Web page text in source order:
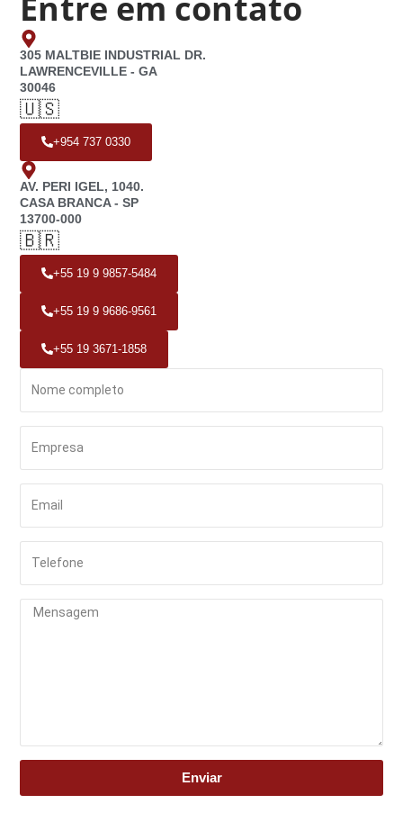
305 MALTBIE INDUSTRIAL DR.
LAWRENCEVILLE - GA
30046
🇺🇸
+954 737 0330
AV. PERI IGEL, 1040.
CASA BRANCA - SP
13700-000
🇧🇷
+55 19 9 9857-5484
+55 19 9 9686-9561
+55 19 3671-1858
Enviar